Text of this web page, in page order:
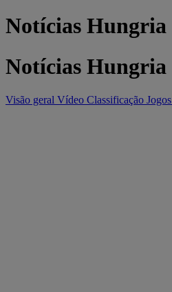
Notícias Hungria
Notícias Hungria
Visão geral Vídeo Classificação Jogos